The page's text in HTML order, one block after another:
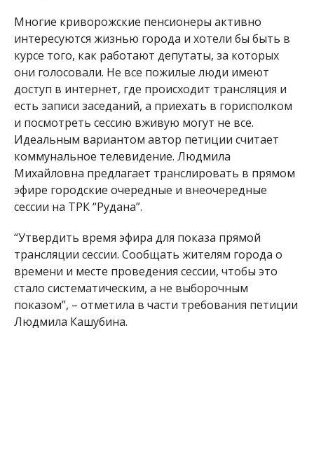
Многие криворожские пенсионеры активно
интересуются жизнью города и хотели бы быть в
курсе того, как работают депутаты, за которых
они голосовали. Не все пожилые люди имеют
доступ в интернет, где происходит трансляция и
есть записи заседаний, а приехать в горисполком
и посмотреть сессию вживую могут не все.
Идеальным вариантом автор петиции считает
коммунальное телевидение. Людмила
Михайловна предлагает транслировать в прямом
эфире городские очередные и внеочередные
сессии на ТРК “Рудана”.
“Утвердить время эфира для показа прямой
трансляции сессии. Сообщать жителям города о
времени и месте проведения сессии, чтобы это
стало систематическим, а не выборочным
показом”, – отметила в части требования петиции
Людмила Кашубина.